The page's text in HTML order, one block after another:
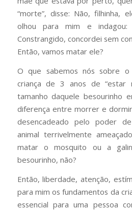
“morte”, disse: Não, filhinha,
olhou para mim e indagou:
Constrangido, concordei sem
Então, vamos matar ele?
O que sabemos nós sobre o
criança de 3 anos de “estar
tamanho daquele besourinho
diferença entre morrer e
desencadeado pelo poder
animal terrivelmente
matar o mosquito ou a
besourinho, não?
Então, liberdade, atenção,
para mim os fundamentos da
essencial para uma pessoa